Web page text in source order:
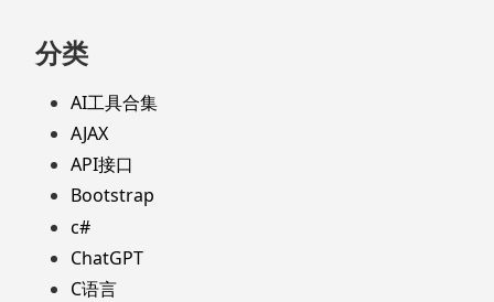
分类
AI工具合集
AJAX
API接口
Bootstrap
c#
ChatGPT
C语言